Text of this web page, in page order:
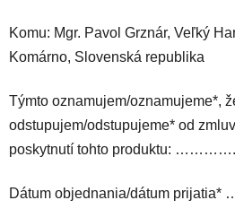
Komu: Mgr. Pavol Grznár, Veľký
Komárno, Slovenská republika
Týmto oznamujem/oznamujeme*,
odstupujem/odstupujeme* od
poskytnutí tohto produktu:
Dátum objednania/dátum